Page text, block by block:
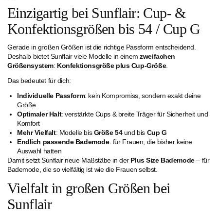
Einzigartig bei Sunflair: Cup- &
Konfektionsgrößen bis 54 / Cup G
Gerade in großen Größen ist die richtige Passform entscheidend.
Deshalb bietet Sunflair viele Modelle in einemzweifachen
Größensystem: Konfektionsgröße plus Cup-Größe.
Das bedeutet für dich:
Individuelle Passform: kein Kompromiss, sondern exakt deine
Größe
Optimaler Halt: verstärkte Cups & breite Träger für Sicherheit und
Komfort
Mehr Vielfalt: Modelle bisGröße 54und bis Cup G
Endlich passende Bademode: für Frauen, die bisher keine
Auswahl hatten
Damit setzt Sunflair neue Maßstäbe in der Plus Size Bademode– für
Bademode, die so vielfältig ist wie die Frauen selbst.
Vielfalt in großen Größen bei
Sunflair